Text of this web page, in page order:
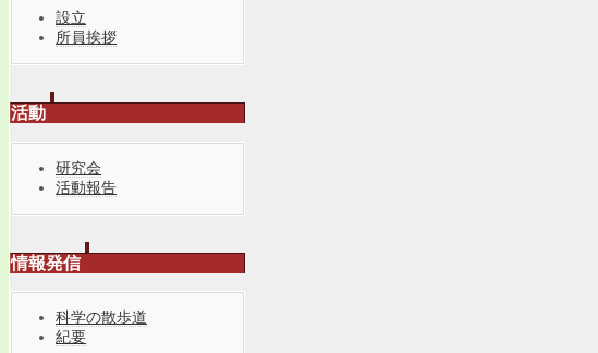
設立
所員挨拶
活動
研究会
活動報告
情報発信
科学の散歩道
紀要